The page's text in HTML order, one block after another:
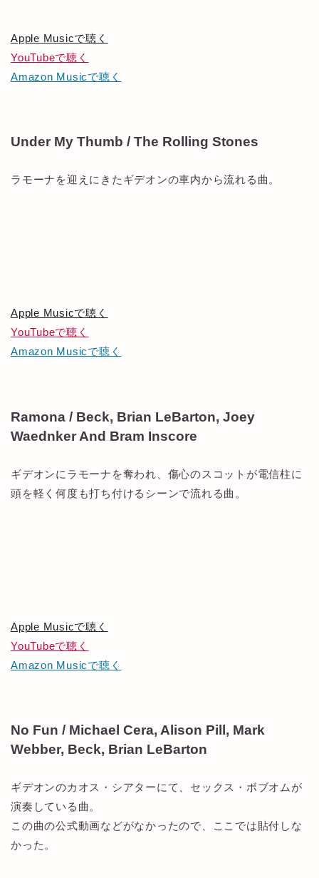
Apple Musicで聴く
YouTubeで聴く
Amazon Musicで聴く
Under My Thumb / The Rolling Stones
ラモーナを迎えにきたギデオンの車内から流れる曲。
Apple Musicで聴く
YouTubeで聴く
Amazon Musicで聴く
Ramona / Beck, Brian LeBarton, Joey
Waednker And Bram Inscore
ギデオンにラモーナを奪われ、傷心のスコットが電信柱に
頭を軽く何度も打ち付けるシーンで流れる曲。
Apple Musicで聴く
YouTubeで聴く
Amazon Musicで聴く
No Fun / Michael Cera, Alison Pill, Mark
Webber, Beck, Brian LeBarton
ギデオンのカオス・シアターにて、セックス・ボブオムが
演奏している曲。
この曲の公式動画などがなかったので、ここでは貼付しな
かった。